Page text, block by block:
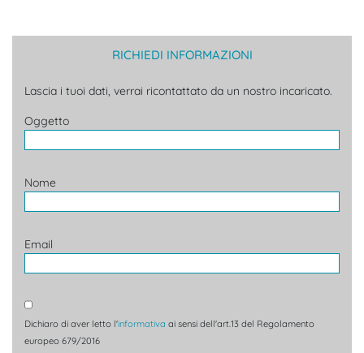
RICHIEDI INFORMAZIONI
Lascia i tuoi dati, verrai ricontattato da un nostro incaricato.
Oggetto
Nome
Email
Dichiaro di aver letto l'informativa ai sensi dell'art.13 del Regolamento
europeo 679/2016